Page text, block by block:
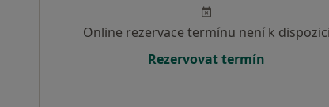
Online rezervace termínu není k dispozici
Rezervovat termín